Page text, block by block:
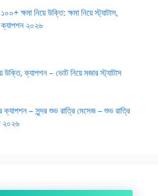
১০০+ ক্ষমা নিয়ে উক্তি: ক্ষমা নিয়ে স্ট্যাটাস,
ক্যাপশন ২০২৬
ক্যাপশন – ভোট নিয়ে মজার স্ট্যাটাস
– সুন্দর শুভ রাত্রি মেসেজ – শুভ রাত্রি
২০২৬